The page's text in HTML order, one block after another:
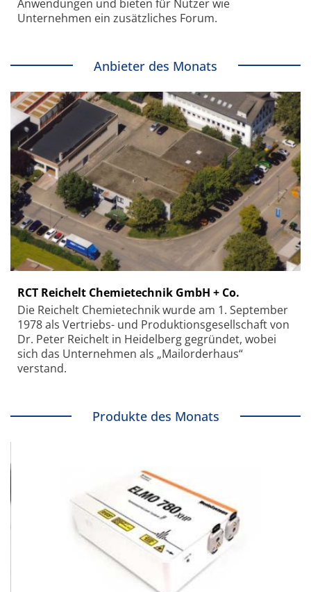
Anwendungen und bieten für Nutzer wie
Unternehmen ein zusätzliches Forum.
Anbieter des Monats
RCT Reichelt Chemietechnik GmbH + Co.
Die Reichelt Chemietechnik wurde am 1. September
1978 als Vertriebs- und Produktionsgesellschaft von
Dr. Peter Reichelt in Heidelberg gegründet, wobei
sich das Unternehmen als „Mailorderhaus“
verstand.
Produkte des Monats